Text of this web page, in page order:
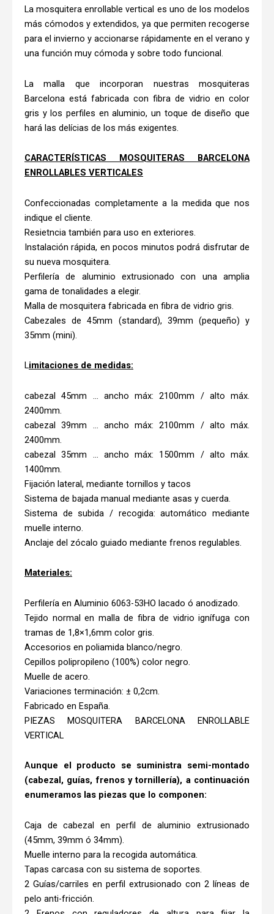
La mosquitera enrollable vertical es uno de los modelos
más cómodos y extendidos, ya que permiten recogerse
para el invierno y accionarse rápidamente en el verano y
una función muy cómoda y sobre todo funcional.
La malla que incorporan nuestras mosquiteras
Barcelona está fabricada con fibra de vidrio en color
gris y los perfiles en aluminio, un toque de diseño que
hará las delícias de los más exigentes.
CARACTERÍSTICAS MOSQUITERAS BARCELONA
ENROLLABLES VERTICALES
Confeccionadas completamente a la medida que nos
indique el cliente.
Resietncia también para uso en exteriores.
Instalación rápida, en pocos minutos podrá disfrutar de
su nueva mosquitera.
Perfilería de aluminio extrusionado con una amplia
gama de tonalidades a elegir.
Malla de mosquitera fabricada en fibra de vidrio gris.
Cabezales de 45mm (standard), 39mm (pequeño) y
35mm (mini).
Limitaciones de medidas:
cabezal 45mm … ancho máx: 2100mm / alto máx.
2400mm.
cabezal 39mm … ancho máx: 2100mm / alto máx.
2400mm.
cabezal 35mm … ancho máx: 1500mm / alto máx.
1400mm.
Fijación lateral, mediante tornillos y tacos
Sistema de bajada manual mediante asas y cuerda.
Sistema de subida / recogida: automático mediante
muelle interno.
Anclaje del zócalo guiado mediante frenos regulables.
Materiales:
Perfilería en Aluminio 6063-53HO lacado ó anodizado.
Tejido normal en malla de fibra de vidrio ignífuga con
tramas de 1,8×1,6mm color gris.
Accesorios en poliamida blanco/negro.
Cepillos polipropileno (100%) color negro.
Muelle de acero.
Variaciones terminación: ± 0,2cm.
Fabricado en España.
PIEZAS MOSQUITERA BARCELONA ENROLLABLE
VERTICAL
Aunque el producto se suministra semi-montado
(cabezal, guías, frenos y tornillería), a continuación
enumeramos las piezas que lo componen:
Caja de cabezal en perfil de aluminio extrusionado
(45mm, 39mm ó 34mm).
Muelle interno para la recogida automática.
Tapas carcasa con su sistema de soportes.
2 Guías/carriles en perfil extrusionado con 2 líneas de
pelo anti-fricción.